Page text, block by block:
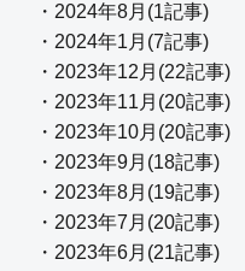
・2024年8月(1記事)
・2024年1月(7記事)
・2023年12月(22記事)
・2023年11月(20記事)
・2023年10月(20記事)
・2023年9月(18記事)
・2023年8月(19記事)
・2023年7月(20記事)
・2023年6月(21記事)